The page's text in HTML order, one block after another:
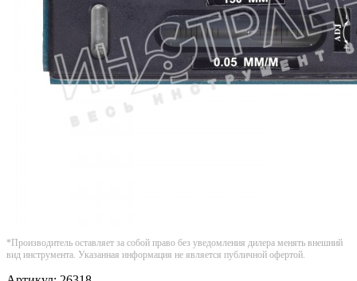
*Производитель оставляет за собой право без уведомления дилера менять внешний
вид инструмента. Указанная информация не является публичной офертой.